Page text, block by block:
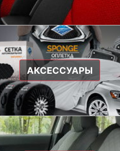
АКСЕССУАРЫ